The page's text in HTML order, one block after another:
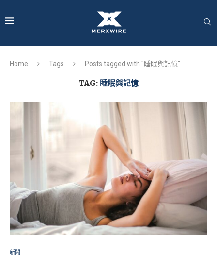
Home Tags Posts tagged with "睡眠與記憶"
TAG: 睡眠與記憶
新聞